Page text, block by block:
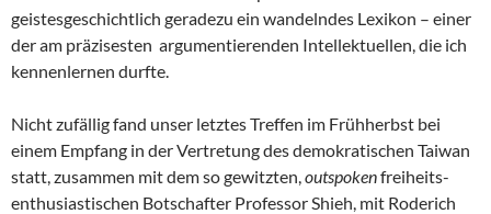
geistesgeschichtlich geradezu ein wandelndes Lexikon – einer
der am präzisesten argumentierenden Intellektuellen, die ich
kennenlernen durfte.
Nicht zufällig fand unser letztes Treffen im Frühherbst bei
einem Empfang in der Vertretung des demokratischen Taiwan
statt, zusammen mit dem so gewitzten,outspokenfreiheits-
enthusiastischen Botschafter Professor Shieh, mit Roderich